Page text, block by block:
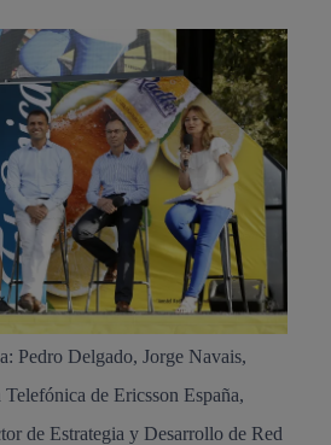
Pedro Delgado, Jorge Navais,
de Ericsson España,
de Estrategia y Desarrollo de Red